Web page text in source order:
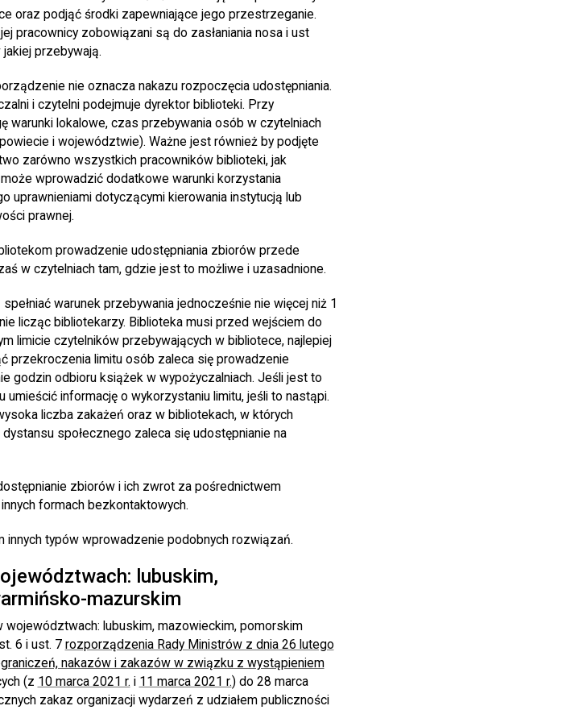
oraz podjąć środki zapewniające jego przestrzeganie.
pracownicy zobowiązani są do zasłaniania nosa i ust
przebywają.
nie oznacza nakazu rozpoczęcia udostępniania.
i czytelni podejmuje dyrektor biblioteki. Przy
warunki lokalowe, czas przebywania osób w czytelniach
i województwie). Ważne jest również by podjęte
zarówno wszystkich pracowników biblioteki, jak
wprowadzić dodatkowe warunki korzystania
uprawnieniami dotyczącymi kierowania instytucją lub
prawnej.
prowadzenie udostępniania zbiorów przede
w czytelniach tam, gdzie jest to możliwe i uzasadnione.
warunek przebywania jednocześnie nie więcej niż 1
licząc bibliotekarzy. Biblioteka musi przed wejściem do
limicie czytelników przebywających w bibliotece, najlepiej
przekroczenia limitu osób zaleca się prowadzenie
godzin odbioru książek w wypożyczalniach. Jeśli jest to
informację o wykorzystaniu limitu, jeśli to nastąpi.
liczba zakażeń oraz w bibliotekach, w których
społecznego zaleca się udostępnianie na
zbiorów i ich zwrot za pośrednictwem
formach bezkontaktowych.
typów wprowadzenie podobnych rozwiązań.
lubuskim,
mazurskim
lubuskim, mazowieckim, pomorskim
6 i ust. 7 rozporządzenia Rady Ministrów z dnia 26 lutego
nakazów i zakazów w związku z wystąpieniem
(z 10 marca 2021 r. i 11 marca 2021 r.) do 28 marca
zakaz organizacji wydarzeń z udziałem publiczności